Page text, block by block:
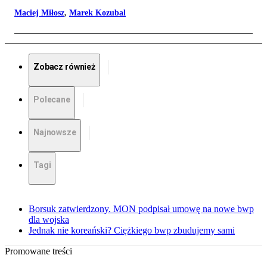
Maciej Miłosz, Marek Kozubal
Zobacz również
Polecane
Najnowsze
Tagi
Borsuk zatwierdzony. MON podpisał umowę na nowe bwp
dla wojska
Jednak nie koreański? Ciężkiego bwp zbudujemy sami
Promowane treści